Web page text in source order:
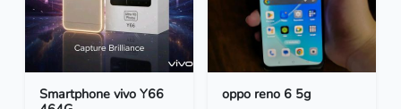
Smartphone vivo Y66
oppo reno 6 5g